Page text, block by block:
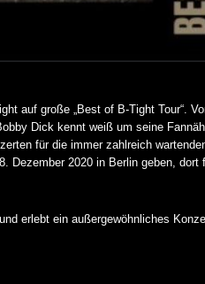
auf große „Best of B-Tight Tour“.
Dick kennt weiß um seine
für die immer zahlreich
Dezember 2020 in Berlin geben,
erlebt ein außergewöhnliches